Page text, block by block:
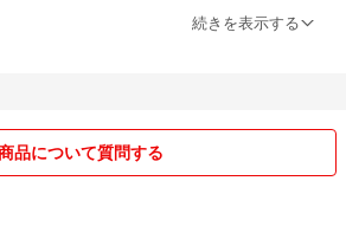
小
号/東京都公安委員会/古物商許可証
通って厳選されています。
状態でお客様のもとに届けるようしておりま
＝＝＝
続きを表示する
品について質問する